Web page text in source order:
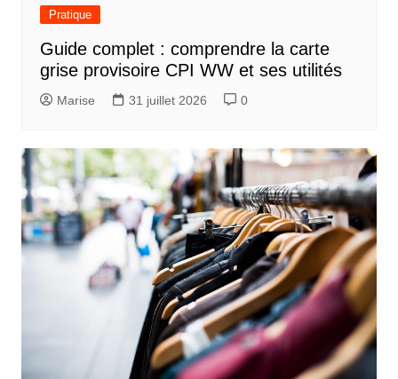
Pratique
Guide complet : comprendre la carte
grise provisoire CPI WW et ses utilités
Marise 31 juillet 2026 0